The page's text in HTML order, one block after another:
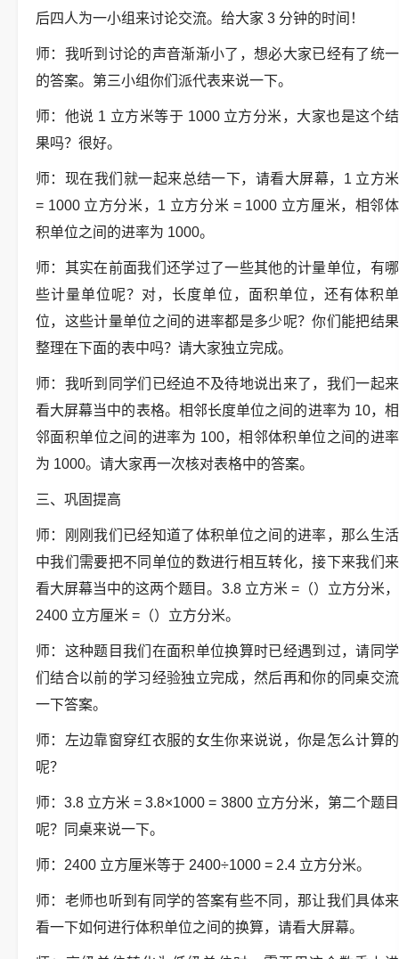
后四人为一小组来讨论交流。给大家 3 分钟的时间！
师：我听到讨论的声音渐渐小了，想必大家已经有了统一
的答案。第三小组你们派代表来说一下。
师：他说 1 立方米等于 1000 立方分米，大家也是这个结
果吗？很好。
师：现在我们就一起来总结一下，请看大屏幕，1 立方米
= 1000 立方分米，1 立方分米 = 1000 立方厘米，相邻体
积单位之间的进率为 1000。
师：其实在前面我们还学过了一些其他的计量单位，有哪
些计量单位呢？对，长度单位，面积单位，还有体积单
位，这些计量单位之间的进率都是多少呢？你们能把结果
整理在下面的表中吗？请大家独立完成。
师：我听到同学们已经迫不及待地说出来了，我们一起来
看大屏幕当中的表格。相邻长度单位之间的进率为 10，相
邻面积单位之间的进率为 100，相邻体积单位之间的进率
为 1000。请大家再一次核对表格中的答案。
三、巩固提高
师：刚刚我们已经知道了体积单位之间的进率，那么生活
中我们需要把不同单位的数进行相互转化，接下来我们来
看大屏幕当中的这两个题目。3.8 立方米 =（）立方分米，
2400 立方厘米 =（）立方分米。
师：这种题目我们在面积单位换算时已经遇到过，请同学
们结合以前的学习经验独立完成，然后再和你的同桌交流
一下答案。
师：左边靠窗穿红衣服的女生你来说说，你是怎么计算的
呢？
师：3.8 立方米 = 3.8×1000 = 3800 立方分米，第二个题目
呢？同桌来说一下。
师：2400 立方厘米等于 2400÷1000 = 2.4 立方分米。
师：老师也听到有同学的答案有些不同，那让我们具体来
看一下如何进行体积单位之间的换算，请看大屏幕。